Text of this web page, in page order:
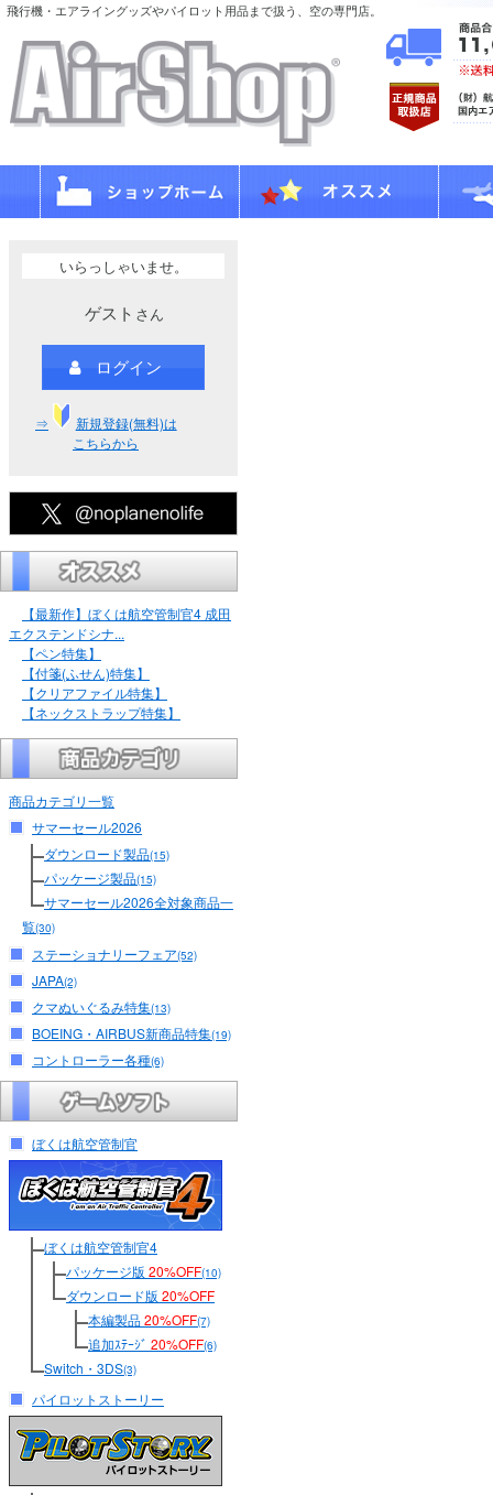
飛行機・エアライングッズやパイロット用品まで扱う、空の専門店。
いらっしゃいませ。
ゲスト さん
ログイン
⇒
新規登録(無料)は
こちらから
【最新作】ぼくは航空管制官4 成田
エクステンドシナ...
【ペン特集】
【付箋(ふせん)特集】
【クリアファイル特集】
【ネックストラップ特集】
商品カテゴリ一覧
サマーセール2026
ダウンロード製品(15)
パッケージ製品(15)
サマーセール2026全対象商品一
覧(30)
ステーショナリーフェア(52)
JAPA(2)
クマぬいぐるみ特集(13)
BOEING・AIRBUS新商品特集(19)
コントローラー各種(6)
ぼくは航空管制官
ぼくは航空管制官4
パッケージ版 20%OFF(10)
ダウンロード版 20%OFF
本編製品20%OFF(7)
追加ｽﾃｰｼﾞ 20%OFF(6)
Switch・3DS(3)
パイロットストーリー